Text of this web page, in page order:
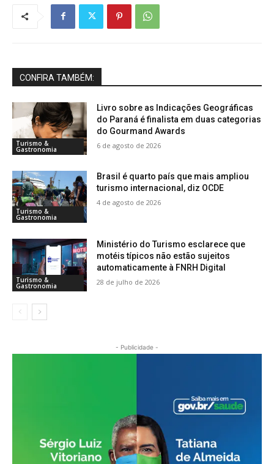
CONFIRA TAMBÉM:
Turismo &
Gastronomia
Livro sobre as Indicações Geográficas
do Paraná é finalista em duas categorias
do Gourmand Awards
6 de agosto de 2026
Turismo &
Gastronomia
Brasil é quarto país que mais ampliou
turismo internacional, diz OCDE
4 de agosto de 2026
Turismo &
Gastronomia
Ministério do Turismo esclarece que
motéis típicos não estão sujeitos
automaticamente à FNRH Digital
28 de julho de 2026
- Publicidade -